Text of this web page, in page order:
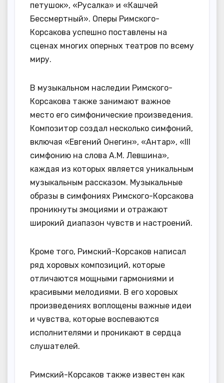
петушок», «Русалка» и «Кашчей
Бессмертный». Оперы Римского-
Корсакова успешно поставлены на
сценах многих оперных театров по всему
миру.
В музыкальном наследии Римского-
Корсакова также занимают важное
место его симфонические произведения.
Композитор создал несколько симфоний,
включая «Евгений Онегин», «Антар», «III
симфонию на слова А.М. Левшина»,
каждая из которых является уникальным
музыкальным рассказом. Музыкальные
образы в симфониях Римского-Корсакова
проникнуты эмоциями и отражают
широкий диапазон чувств и настроений.
Кроме того, Римский-Корсаков написал
ряд хоровых композиций, которые
отличаются мощными гармониями и
красивыми мелодиями. В его хоровых
произведениях воплощены важные идеи
и чувства, которые воспеваются
исполнителями и проникают в сердца
слушателей.
Римский-Корсаков также известен как